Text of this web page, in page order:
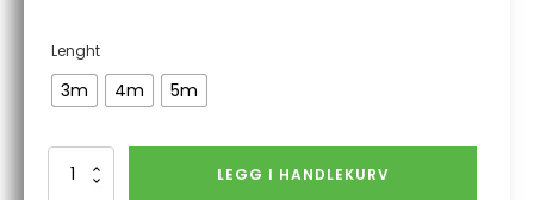
Lenght
3m 4m 5m
LEGG I HANDLEKURV